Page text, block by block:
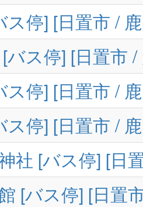
ス停] [日置市 /
バス停] [日置市
ス停] [日置市 /
ス停] [日置市 /
社 [バス停] [日
[バス停] [日置